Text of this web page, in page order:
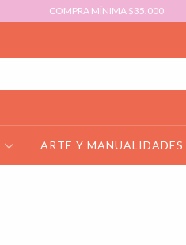
COMPRA MÍNIMA $35.000
ARTE Y MANUALIDADES